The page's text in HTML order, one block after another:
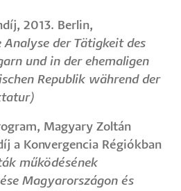
2013. Berlin,
Analyse der Tätigkeit des
und in der ehemaligen
Republik während der
Magyary Zoltán
a Konvergencia Régiókban
működésének
Magyarországon és